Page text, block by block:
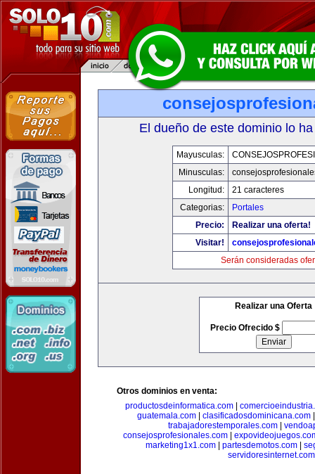
El dueño de este dominio lo
Mayusculas:
Minusculas:
Longitud:
21 caracteres
Categorias:
Portales
Precio:
Realizar una oferta!
Visitar!
Serán consideradas
Realizar una Oferta
Precio Ofrecido $
Otros dominios en venta:
productosdeinformatica.com
guatemala.com| clasificadosdominicana.com
trabajadorestemporales.com
consejosprofesionales.com|
marketing1x1.com| partesdemotos.com|
servidoresinternet.com